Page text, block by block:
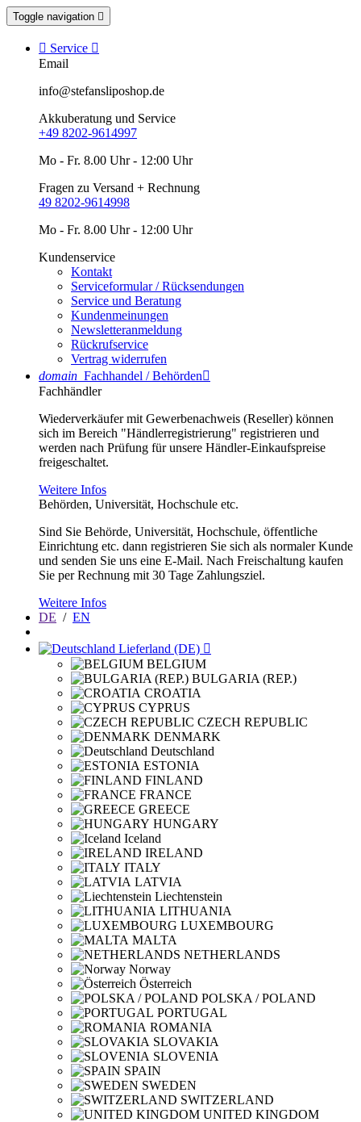
Toggle navigation 
 Service 
Email
info@stefansliposhop.de
Akkuberatung und Service
+49 8202-9614997
Mo - Fr. 8.00 Uhr - 12:00 Uhr
Fragen zu Versand + Rechnung
49 8202-9614998
Mo - Fr. 8.00 Uhr - 12:00 Uhr
Kundenservice
Kontakt
Serviceformular / Rücksendungen
Service und Beratung
Kundenmeinungen
Newsletteranmeldung
Rückrufservice
Vertrag widerrufen
domain Fachhandel / Behörden
Fachhändler
Wiederverkäufer mit Gewerbenachweis (Reseller) können
sich im Bereich "Händlerregistrierung" registrieren und
werden nach Prüfung für unsere Händler-Einkaufspreise
freigeschaltet.
Weitere Infos
Behörden, Universität, Hochschule etc.
Sind Sie Behörde, Universität, Hochschule, öffentliche
Einrichtung etc. dann registrieren Sie sich als normaler Kunde
und senden Sie uns eine E-Mail. Nach Freischaltung kaufen
Sie per Rechnung mit 30 Tage Zahlungsziel.
Weitere Infos
DE / EN
Lieferland (DE) 
BELGIUM
BULGARIA (REP.)
CROATIA
CYPRUS
CZECH REPUBLIC
DENMARK
Deutschland
ESTONIA
FINLAND
FRANCE
GREECE
HUNGARY
Iceland
IRELAND
ITALY
LATVIA
Liechtenstein
LITHUANIA
LUXEMBOURG
MALTA
NETHERLANDS
Norway
Österreich
POLSKA / POLAND
PORTUGAL
ROMANIA
SLOVAKIA
SLOVENIA
SPAIN
SWEDEN
SWITZERLAND
UNITED KINGDOM